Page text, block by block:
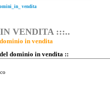
vendita
VENDITA :::..
in vendita
dominio in vendita ::